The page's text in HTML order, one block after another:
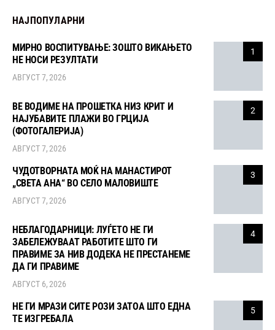
НАЈПОПУЛАРНИ
1
МИРНО ВОСПИТУВАЊЕ: ЗОШТО ВИКАЊЕТО
НЕ НОСИ РЕЗУЛТАТИ
АВГУСТ 7, 2026
2
ВЕ ВОДИМЕ НА ПРОШЕТКА НИЗ КРИТ И
НАЈУБАВИТЕ ПЛАЖИ ВО ГРЦИЈА
(ФОТОГАЛЕРИЈА)
АВГУСТ 7, 2026
3
ЧУДОТВОРНАТА МОЌ НА МАНАСТИРОТ
„СВЕТА АНА“ ВО СЕЛО МАЛОВИШТЕ
АВГУСТ 7, 2026
4
НЕБЛАГОДАРНИЦИ: ЛУЃЕТО НЕ ГИ
ЗАБЕЛЕЖУВААТ РАБОТИТЕ ШТО ГИ
ПРАВИМЕ ЗА НИВ ДОДЕКА НЕ ПРЕСТАНЕМЕ
ДА ГИ ПРАВИМЕ
АВГУСТ 6, 2026
5
НЕ ГИ МРАЗИ СИТЕ РОЗИ ЗАТОА ШТО ЕДНА
ТЕ ИЗГРЕБАЛА